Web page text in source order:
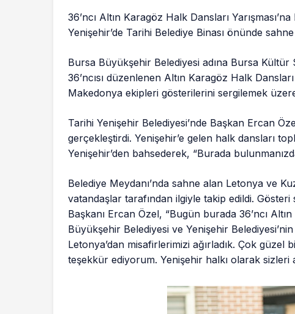
36’ncı Altın Karagöz Halk Dansları
Yenişehir’de Tarihi Belediye Binası önünde sahne
Bursa Büyükşehir Belediyesi adına Bursa
36’ncısı düzenlenen Altın Karagöz Halk
Makedonya ekipleri gösterilerini sergilemek
Tarihi Yenişehir Belediyesi’nde Başkan Ercan
gerçekleştirdi. Yenişehir’e gelen halk dansları
Yenişehir’den bahsederek, “Burada
Belediye Meydanı’nda sahne alan Letonya ve
vatandaşlar tarafından ilgiyle takip edildi. Gösteri
Başkanı Ercan Özel, “Bugün burada 36’ncı
Büyükşehir Belediyesi ve Yenişehir
Letonya’dan misafirlerimizi ağırladık. Çok
teşekkür ediyorum. Yenişehir halkı olarak sizleri